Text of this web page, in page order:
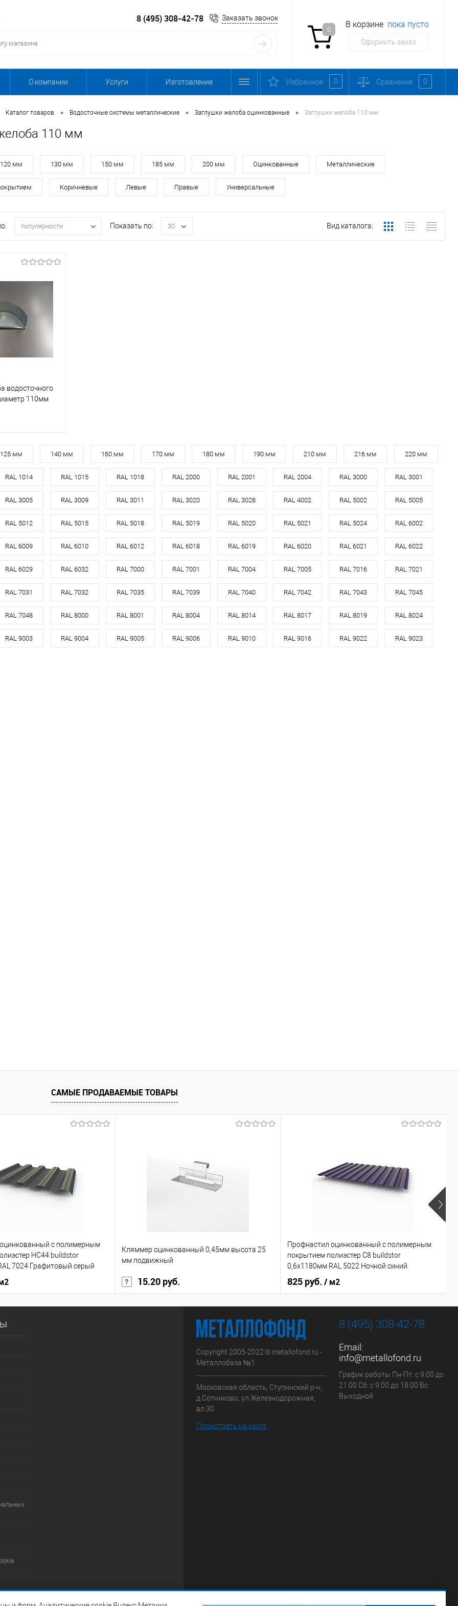
8 (495) 308-42-78 Заказать звонок
0
В корзине пока пусто
Оформить заказ
О компании Услуги Изготовление Избранное 0 Сравнение 0
Каталог товаров • Водосточные системы металлические • Заглушки желоба оцинкованные • Заглушки желоба 110 мм
110 мм
120 мм 130 мм 150 мм 185 мм 200 мм Оцинкованные Металлические
Коричневые Левые Правые Универсальные
популярности Показать по: 30 Вид каталога:
водосточного
110мм
110
светло-серый
цинк
Сравнение
Под заказ
125 мм 140 мм 160 мм 170 мм 180 мм 190 мм 210 мм 216 мм 220 мм
RAL 1014 RAL 1015 RAL 1018 RAL 2000 RAL 2001 RAL 2004 RAL 3000 RAL 3001
RAL 3005 RAL 3009 RAL 3011 RAL 3020 RAL 3028 RAL 4002 RAL 5002 RAL 5005
RAL 5012 RAL 5015 RAL 5018 RAL 5019 RAL 5020 RAL 5021 RAL 5024 RAL 6002
RAL 6009 RAL 6010 RAL 6012 RAL 6018 RAL 6019 RAL 6020 RAL 6021 RAL 6022
RAL 6029 RAL 6032 RAL 7000 RAL 7001 RAL 7004 RAL 7005 RAL 7016 RAL 7021
RAL 7031 RAL 7032 RAL 7035 RAL 7039 RAL 7040 RAL 7042 RAL 7043 RAL 7045
RAL 7048 RAL 8000 RAL 8001 RAL 8004 RAL 8014 RAL 8017 RAL 8019 RAL 8024
RAL 9003 RAL 9004 RAL 9005 RAL 9006 RAL 9010 RAL 9016 RAL 9022 RAL 9023
САМЫЕ ПРОДАВАЕМЫЕ ТОВАРЫ
с полимерным
НС44 buildstor
7024 Графитовый серый
Кляммер оцинкованный 0,45мм высота 25
мм подвижный
15.20 руб.
Профнастил оцинкованный с полимерным
покрытием полиэстер С8 buildstor
0,6х1180мм RAL 5022 Ночной синий
825 руб. / м2
Copyright 2005-2022 © metallofond.ru -
Металлобаза №1.
Московская область, Ступинский р-н,
д.Сотниково, ул.Железнодорожная,
вл.30
Посмотреть на карте
8 (495) 308-42-78
Email:
info@metallofond.ru
График работы Пн-Пт: с 9:00 до
21:00 Сб: с 9:00 до 18:00 Вс:
Выходной